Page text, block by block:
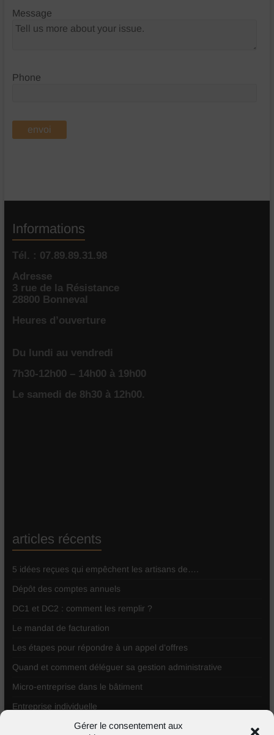
Gérer le consentement aux
Message
Phone
envoi
Informations
Tél. : 07.89.89.31.98
Adresse
3 rue de la Résistance
28800 Bonneval
Heures d’ouverture
Du lundi au vendredi
7h30-12h00 – 14h00 à 19h00
Le samedi de 8h30 à 12h00.
articles récents
5 idées reçues qui empêchent les artisans de….
Dépôt des comptes annuels
DC1 et DC2 : comment les remplir ?
Le mandat de facturation
Les étapes pour répondre à un appel d’offres
Quand et comment déléguer sa gestion administrative
Micro-entreprise dans le bâtiment
Entreprise individuelle
Comment répondre à un appel d’offres ?